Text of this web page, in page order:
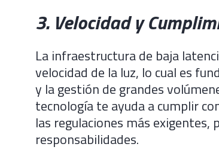
3. Velocidad y
La infraestructura de baja
velocidad de la luz, lo cual es
y la gestión de grandes
tecnología te ayuda a cumplir
las regulaciones más
responsabilidades.